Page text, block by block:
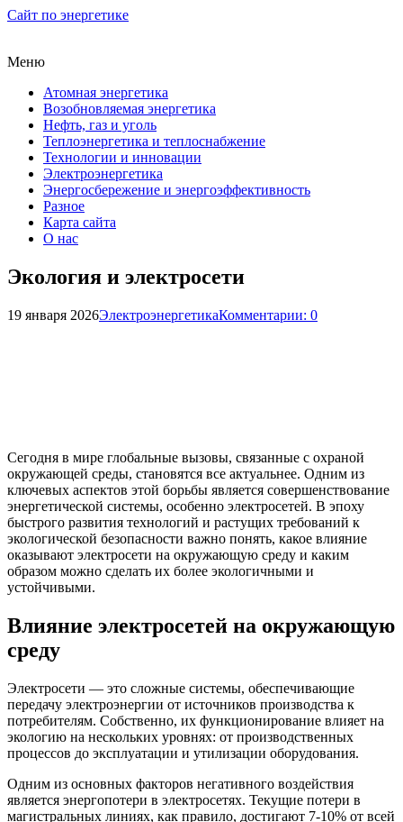
Сайт по энергетике
Меню
Атомная энергетика
Возобновляемая энергетика
Нефть, газ и уголь
Теплоэнергетика и теплоснабжение
Технологии и инновации
Электроэнергетика
Энергосбережение и энергоэффективность
Разное
Карта сайта
О нас
Экология и электросети
19 января 2026ЭлектроэнергетикаКомментарии: 0
Сегодня в мире глобальные вызовы, связанные с охраной
окружающей среды, становятся все актуальнее. Одним из
ключевых аспектов этой борьбы является совершенствование
энергетической системы, особенно электросетей. В эпоху
быстрого развития технологий и растущих требований к
экологической безопасности важно понять, какое влияние
оказывают электросети на окружающую среду и каким
образом можно сделать их более экологичными и
устойчивыми.
Влияние электросетей на окружающую
среду
Электросети — это сложные системы, обеспечивающие
передачу электроэнергии от источников производства к
потребителям. Собственно, их функционирование влияет на
экологию на нескольких уровнях: от производственных
процессов до эксплуатации и утилизации оборудования.
Одним из основных факторов негативного воздействия
является энергопотери в электросетях. Текущие потери в
магистральных линиях, как правило, достигают 7-10% от всей